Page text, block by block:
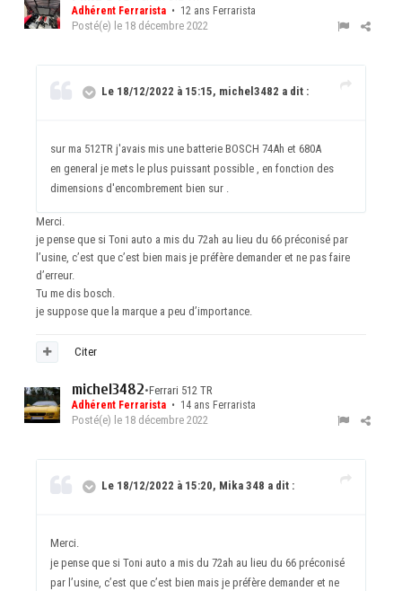
Adhérent Ferrarista • 12 ans Ferrarista
Posté(e) le 18 décembre 2022
Le 18/12/2022 à 15:15, michel3482 a dit :
sur ma 512TR j'avais mis une batterie BOSCH 74Ah et 680A
en general je mets le plus puissant possible , en fonction des
dimensions d'encombrement bien sur .
Merci.
je pense que si Toni auto a mis du 72ah au lieu du 66 préconisé par
l’usine, c’est que c’est bien mais je préfère demander et ne pas faire
d’erreur.
Tu me dis bosch.
je suppose que la marque a peu d’importance.
Citer
michel3482•Ferrari 512 TR
Adhérent Ferrarista • 14 ans Ferrarista
Posté(e) le 18 décembre 2022
Le 18/12/2022 à 15:20, Mika 348 a dit :
Merci.
je pense que si Toni auto a mis du 72ah au lieu du 66 préconisé
par l’usine, c’est que c’est bien mais je préfère demander et ne